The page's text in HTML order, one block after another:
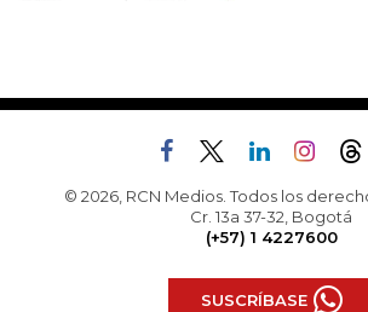
© 2026, RCN Medios. Todos los
Cr. 13a 37-32, Bogotá
(+57) 1 4227600
SUSCRÍBASE